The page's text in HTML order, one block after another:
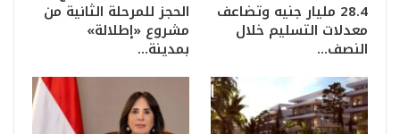
28.4 مليار جنيه وتضاعف
معدلات التسليم خلال
النصف…
الحجز للمرحلة الثانية من
مشروع «إطلالة»
بمدينة…